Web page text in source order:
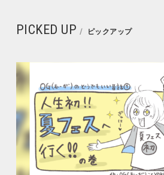
PICKED UP ピックアップ